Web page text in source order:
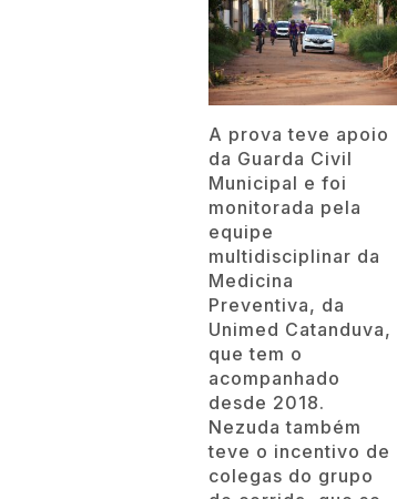
A prova teve apoio
da Guarda Civil
Municipal e foi
monitorada pela
equipe
multidisciplinar da
Medicina
Preventiva, da
Unimed Catanduva,
que tem o
acompanhado
desde 2018.
Nezuda também
teve o incentivo de
colegas do grupo